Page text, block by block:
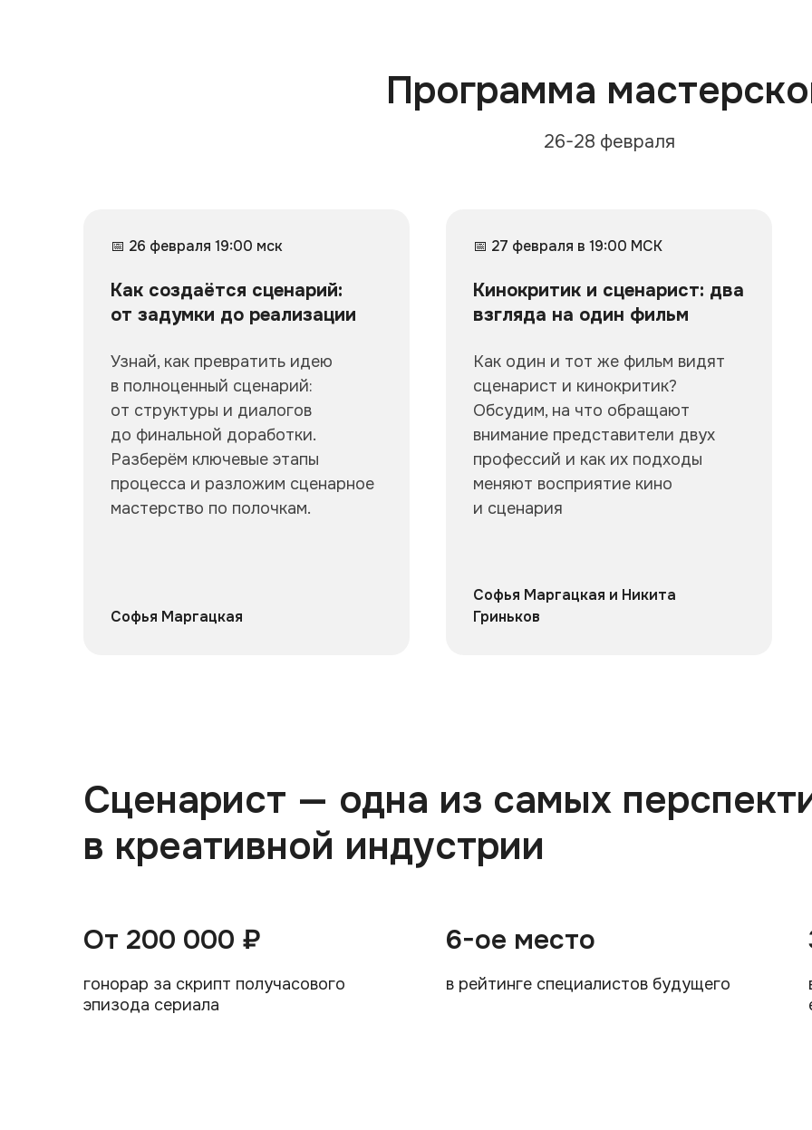
Программа
26-28 февраля
📅 26 февраля 19:00 мск
Как создаётся сценарий:
от задумки до реализации
Узнай, как превратить идею
в полноценный сценарий:
от структуры и диалогов
до финальной доработки.
Разберём ключевые этапы
процесса и разложим сценарное
мастерство по полочкам.
Софья Маргацкая
📅 27 февраля в 19:00 МСК
Кинокритик и сценарист: два
взгляда на один фильм
Как один и тот же фильм видят
сценарист и кинокритик?
Обсудим, на что обращают
внимание представители двух
профессий и как их подходы
меняют восприятие кино
и сценария
Софья Маргацкая и Никита
Гриньков
Сценарист — одна из самых
в креативной индустрии
От 200 000 ₽
гонорар за скрипт получасового
эпизода сериала
6-ое место
в рейтинге специалистов будущего